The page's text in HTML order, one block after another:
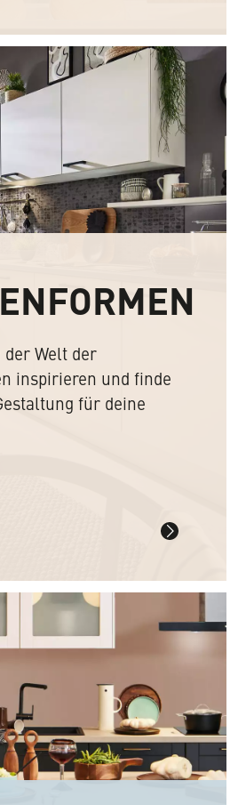
der Welt der
inspirieren und finde
für deine